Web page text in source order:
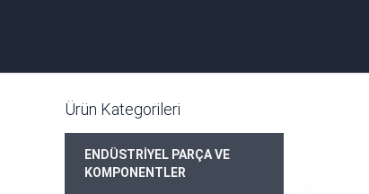
Ürün Kategorileri
ENDÜSTRİYEL PARÇA VE
KOMPONENTLER